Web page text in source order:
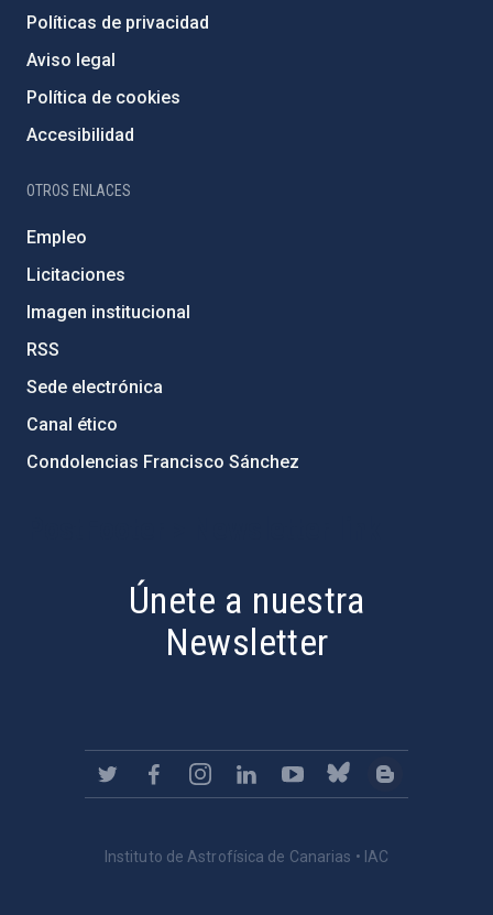
Políticas de privacidad
Aviso legal
Política de cookies
Accesibilidad
OTROS ENLACES
Empleo
Licitaciones
Imagen institucional
RSS
Sede electrónica
Canal ético
Condolencias Francisco Sánchez
Únete a nuestra
Newsletter
Instituto de Astrofísica de Canarias • IAC